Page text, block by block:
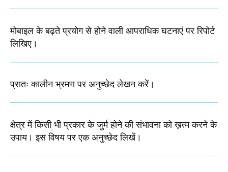
मोबाइल के बढ़ते प्रयोग से होने वाली आपराधिक घटनाएं पर रिपोर्ट
लिखिए।
प्रातः कालीन भ्रमण पर अनुच्छेद लेखन करें।
क्षेत्र में किसी भी प्रकार के जुर्म होने की संभावना को ख़त्म करने के
उपाय। इस विषय पर एक अनुच्छेद लिखें।